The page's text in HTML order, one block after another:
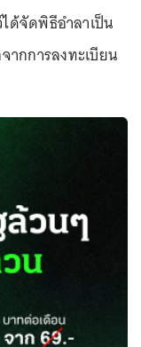
ด้จัดพิธีอำลาเป็น
กการลงทะเบียน